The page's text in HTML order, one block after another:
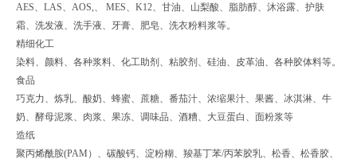
AES、LAS、AOS,、 MES、K12、甘油、山梨酸、脂肪醇、沐浴露、护肤
霜、洗发液、洗手液、牙膏、肥皂、洗衣粉料浆等。
精细化工
染料、颜料、各种浆料、化工助剂、粘胶剂、硅油、皮革油、各种胶体料等。
食品
巧克力、炼乳、酸奶、蜂蜜、蔗糖、番茄汁、浓缩果汁、果酱、冰淇淋、牛
奶、酵母泥浆、肉浆、果冻、调味品、酒糟、大豆蛋白、面粉浆等
造纸
聚丙烯酰胺(PAM）、碳酸钙、淀粉糊、羧基丁苯/丙苯胶乳、松香、松香胶、